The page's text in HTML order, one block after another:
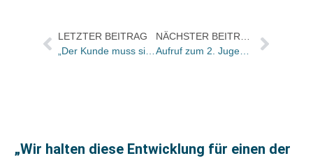
LETZTER BEITRAG
„Der Kunde muss sich verlieben können“: 10 Jahre Fortbildung der W8-Verlage / Fortsetzung offen
„Wir halten diese Entwicklung für einen der